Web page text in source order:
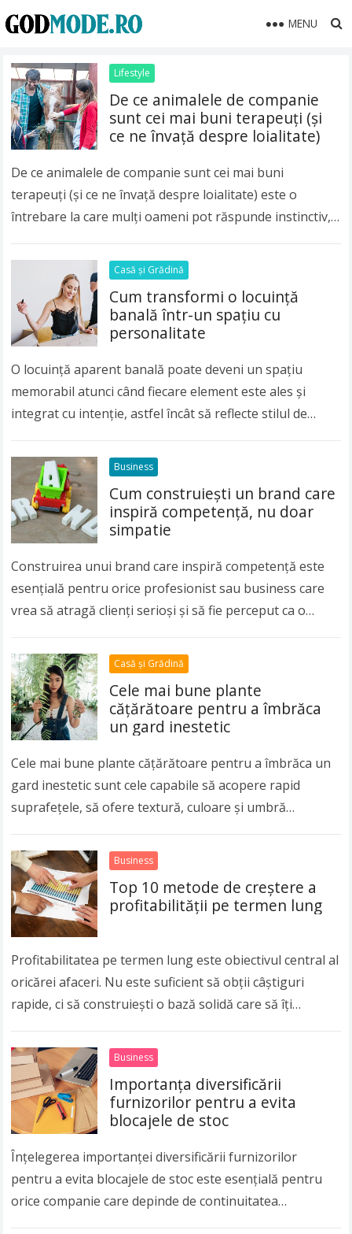
MENU
Lifestyle
De ce animalele de companie
sunt cei mai buni terapeuți (și
ce ne învață despre loialitate)
De ce animalele de companie sunt cei mai buni
terapeuți (și ce ne învață despre loialitate) este o
întrebare la care mulți oameni pot răspunde instinctiv,
Casă și Grădină
Cum transformi o locuință
banală într-un spațiu cu
personalitate
O locuință aparent banală poate deveni un spațiu
memorabil atunci când fiecare element este ales și
integrat cu intenție, astfel încât să reflecte stilul de
Business
Cum construiești un brand care
inspiră competență, nu doar
simpatie
Construirea unui brand care inspiră competență este
esențială pentru orice profesionist sau business care
vrea să atragă clienți serioși și să fie perceput ca o
Casă și Grădină
Cele mai bune plante
cățărătoare pentru a îmbrăca
un gard inestetic
Cele mai bune plante cățărătoare pentru a îmbrăca un
gard inestetic sunt cele capabile să acopere rapid
suprafețele, să ofere textură, culoare și umbră
Read more
Business
Top 10 metode de creștere a
profitabilității pe termen lung
Profitabilitatea pe termen lung este obiectivul central al
oricărei afaceri. Nu este suficient să obții câștiguri
rapide, ci să construiești o bază solidă care să îți
Business
Importanța diversificării
furnizorilor pentru a evita
blocajele de stoc
Înțelegerea importanței diversificării furnizorilor
pentru a evita blocajele de stoc este esențială pentru
orice companie care depinde de continuitatea